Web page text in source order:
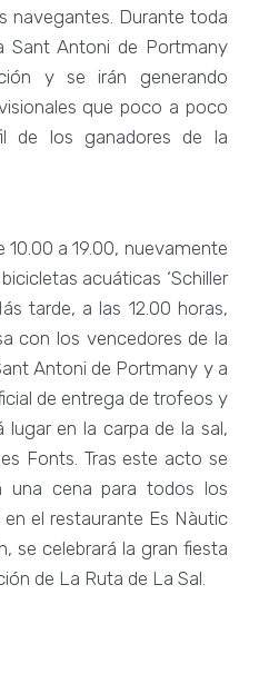
navegantes. Durante toda
Sant Antoni de Portmany
y se irán generando
que poco a poco
de los ganadores de la
10.00 a 19.00, nuevamente
acuáticas ‘Schiller
tarde, a las 12.00 horas,
con los vencedores de la
Antoni de Portmany y a
de entrega de trofeos y
en la carpa de la sal,
Fonts. Tras este acto se
una cena para todos los
el restaurante Es Nàutic
se celebrará la gran fiesta
de La Ruta de La Sal.